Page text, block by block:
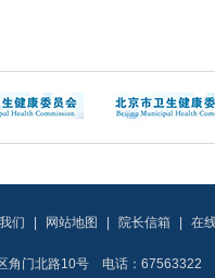
们 网站地图 院长信箱 在
角门北路10号 电话：